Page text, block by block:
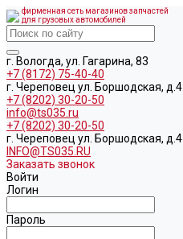
фирменная сеть магазинов запчастей
для грузовых автомобилей
г. Вологда, ул. Гагарина, 83
+7 (8172) 75-40-40
г. Череповец ул. Боршодская, д.4
+7 (8202) 30-20-50
info@ts035.ru
+7 (8202) 30-20-50
г. Череповец ул. Боршодская, д.4
INFO@TS035.RU
Заказать звонок
Войти
Логин
Пароль